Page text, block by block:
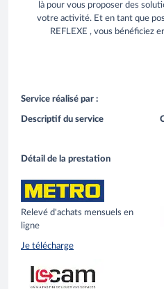
là pour vous proposer des
votre activité. Et en tant que
REFLEXE , vous bénéficiez
Service réalisé par :
Descriptif du service
Détail de la prestation
Relevé d'achats mensuels en
ligne
Je télécharge